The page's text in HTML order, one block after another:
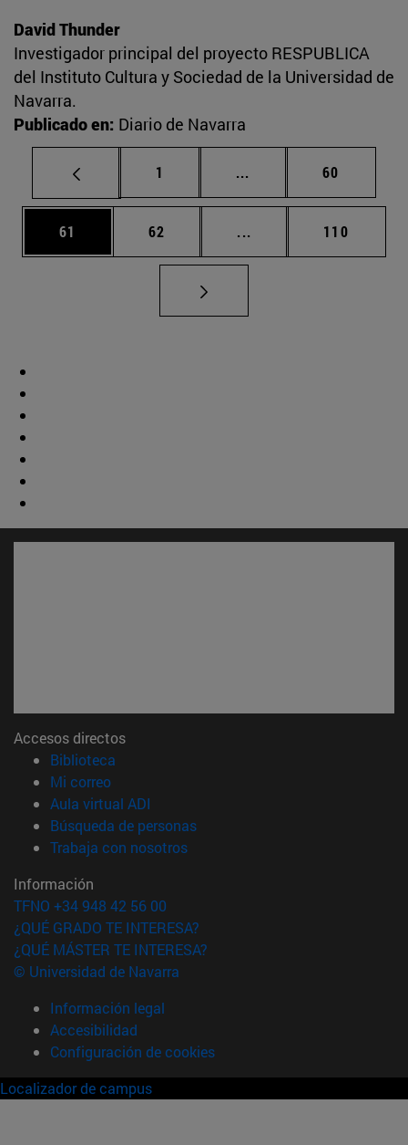
David Thunder
Investigador principal del proyecto RESPUBLICA
del Instituto Cultura y Sociedad de la Universidad de
Navarra.
Publicado en: Diario de Navarra
Página
1 ... Páginas intermedias
Página
60
Página
61 Página
62 ... Páginas intermedias
Página
110
Accesos directos
Biblioteca
Mi correo(abre en nueva ventana)
Aula virtual ADI
Búsqueda de personas(abre en nueva ventana)
Trabaja con nosotros(abre en nueva ventana)
Información
TFNO +34 948 42 56 00
¿QUÉ GRADO TE INTERESA?
¿QUÉ MÁSTER TE INTERESA?
© Universidad de Navarra
Información legal
Accesibilidad
Configuración de cookies
Localizador de campus